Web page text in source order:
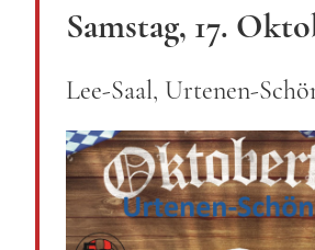
Samstag, 17.
Lee-Saal, Urtenen-